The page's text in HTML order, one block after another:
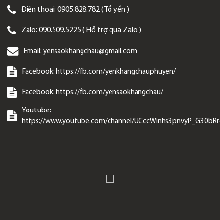
Điện thoại: 0905.828.782 ( Tổ yến )
Zalo: 090.509.5225 ( Hỗ trợ qua Zalo )
Email: yensaokhangchau@gmail.com
Facebook: https://fb.com/yenkhangchauphuyen/
Facebook: https://fb.com/yensaokhangchau/
Youtube:
https://www.youtube.com/channel/